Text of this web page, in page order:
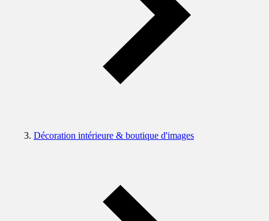
Décoration intérieure & boutique d'images